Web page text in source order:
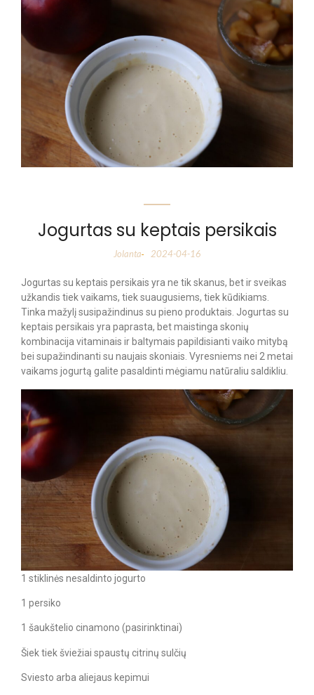
Jogurtas su keptais persikais
Jolanta- 2024-04-16
Jogurtas su keptais persikais yra ne tik skanus, bet ir sveikas
užkandis tiek vaikams, tiek suaugusiems, tiek kūdikiams.
Tinka mažylį susipažindinus su pieno produktais. Jogurtas su
keptais persikais yra paprasta, bet maistinga skonių
kombinacija vitaminais ir baltymais papildisianti vaiko mitybą
bei supažindinanti su naujais skoniais. Vyresniems nei 2 metai
vaikams jogurtą galite pasaldinti mėgiamu natūraliu saldikliu.
1 stiklinės nesaldinto jogurto
1 persiko
1 šaukštelio cinamono (pasirinktinai)
Šiek tiek šviežiai spaustų citrinų sulčių
Sviesto arba aliejaus kepimui